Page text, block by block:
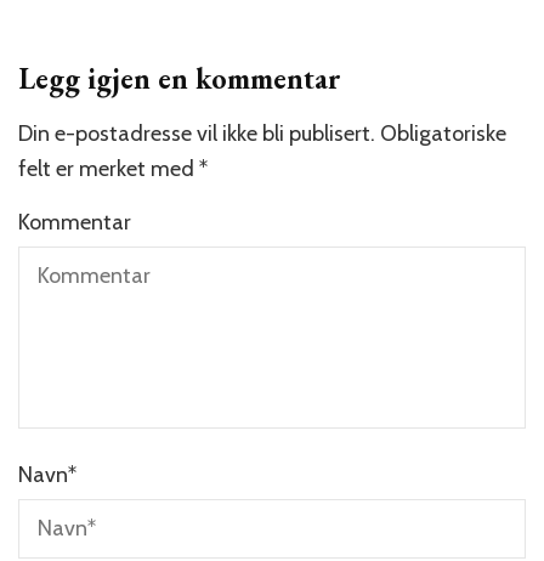
Legg igjen en kommentar
Din e-postadresse vil ikke bli publisert. Obligatoriske
felt er merket med *
Kommentar
Navn*